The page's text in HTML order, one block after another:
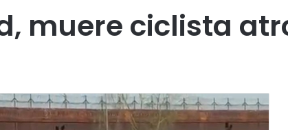
muere ciclista